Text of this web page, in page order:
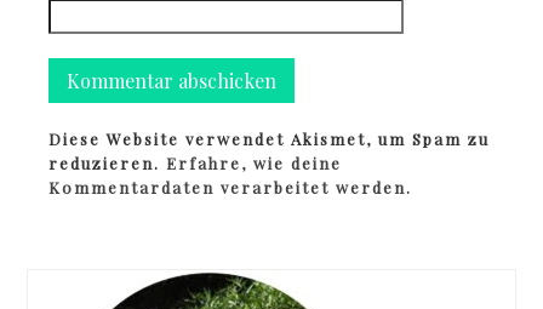
Diese Website verwendet Akismet, um Spam zu
reduzieren.Erfahre, wie deine
Kommentardaten verarbeitet werden.